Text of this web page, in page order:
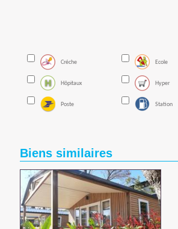
Créche Ecole
Hôpitaux Hyper
Poste Station
Biens similaires